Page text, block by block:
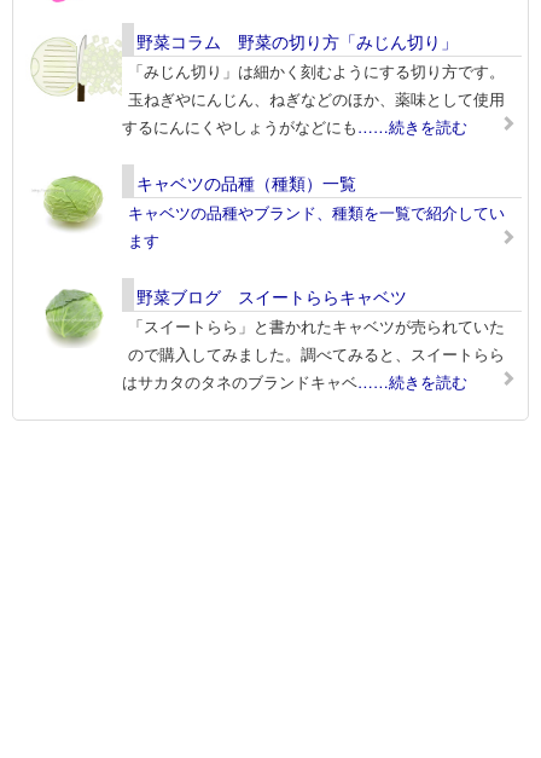
野菜コラム 野菜の切り方「みじん切り」
「みじん切り」は細かく刻むようにする切り方です。
玉ねぎやにんじん、ねぎなどのほか、薬味として使用
するにんにくやしょうがなどにも……続きを読む
キャベツの品種（種類）一覧
キャベツの品種やブランド、種類を一覧で紹介してい
ます
野菜ブログ スイートららキャベツ
「スイートらら」と書かれたキャベツが売られていた
ので購入してみました。調べてみると、スイートらら
はサカタのタネのブランドキャベ……続きを読む